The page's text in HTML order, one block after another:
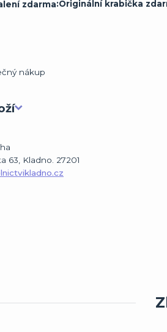
:Originální krabička
63, Kladno. 27201